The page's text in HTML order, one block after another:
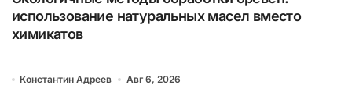
использование натуральных масел вместо
химикатов
Константин Адреев Авг 6, 2026